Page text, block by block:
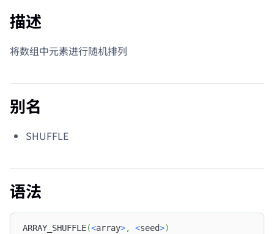
描述
将数组中元素进行随机排列
别名
SHUFFLE
语法
ARRAY_SHUFFLE(<array>, <seed>)